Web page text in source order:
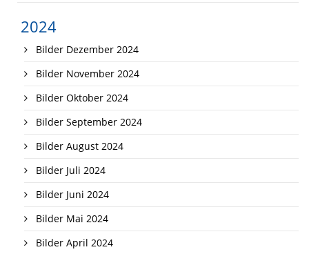
2024
Bilder Dezember 2024
Bilder November 2024
Bilder Oktober 2024
Bilder September 2024
Bilder August 2024
Bilder Juli 2024
Bilder Juni 2024
Bilder Mai 2024
Bilder April 2024